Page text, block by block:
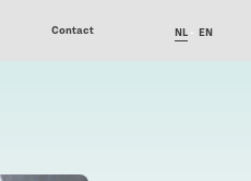
Contact NL EN